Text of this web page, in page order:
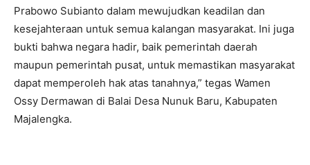
Prabowo Subianto dalam mewujudkan keadilan dan
kesejahteraan untuk semua kalangan masyarakat. Ini juga
bukti bahwa negara hadir, baik pemerintah daerah
maupun pemerintah pusat, untuk memastikan masyarakat
dapat memperoleh hak atas tanahnya,” tegas Wamen
Ossy Dermawan di Balai Desa Nunuk Baru, Kabupaten
Majalengka.